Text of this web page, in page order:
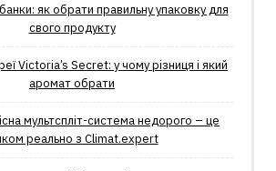
як обрати правильну упаковку для
свого продукту
Victoria’s Secret: у чому різниця і який
аромат обрати
мультспліт-система недорого – це
реально з Climat.еxpert